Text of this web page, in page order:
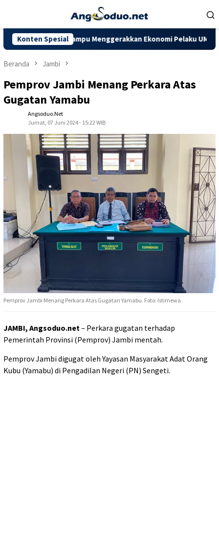
Konten Spesial
Mampu Menggerakkan Ekonomi Pelaku UMKM
Beranda Jambi
Pemprov Jambi Menang Perkara Atas
Gugatan Yamabu
Angsoduo.net
Jumat, 07 Juni 2024 - 15:22 WIB
Pemprov Jambi Menang Perkara Atas Gugatan Yamabu. Foto: Istimewa
JAMBI, Angsoduo.net – Perkara gugatan terhadap
Pemerintah Provinsi (Pemprov) Jambi mentah.
Pemprov Jambi digugat oleh Yayasan Masyarakat Adat Orang
Kubu (Yamabu) di Pengadilan Negeri (PN) Sengeti.